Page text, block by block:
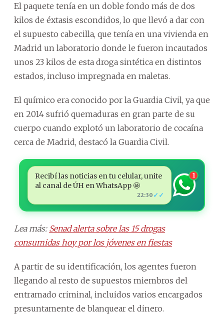
El paquete tenía en un doble fondo más de dos
kilos de éxtasis escondidos, lo que llevó a dar con
el supuesto cabecilla, que tenía en una vivienda en
Madrid un laboratorio donde le fueron incautados
unos 23 kilos de esta droga sintética en distintos
estados, incluso impregnada en maletas.
El químico era conocido por la Guardia Civil, ya que
en 2014 sufrió quemaduras en gran parte de su
cuerpo cuando explotó un laboratorio de cocaína
cerca de Madrid, destacó la Guardia Civil.
Recibí las noticias en tu celular, unite
al canal de ÚH en WhatsApp 🤩
22:30 ✓✓
1
Lea más: Senad alerta sobre las 15 drogas
consumidas hoy por los jóvenes en fiestas
A partir de su identificación, los agentes fueron
llegando al resto de supuestos miembros del
entramado criminal, incluidos varios encargados
presuntamente de blanquear el dinero.